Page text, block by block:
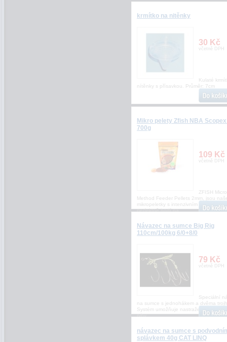
krmítko na nitěnky
30 Kč
včetně DPH
Kulaté
nítěnky s přísavkou. Průměr: 7cm
Mikro pelety Zfish NBA
700g
109 Kč
včetně DPH
ZFISH Micro
Method Feeder Pellets 2mm, jsou
mikropeletky s intenzivním aroma,
perfektně hodí na
Návazec na sumce Big Rig
110cm/100kg 6/0+8/0
79 Kč
včetně DPH
Speciální
na sumce s jednohákem a dvěma
Systém umožňuje nastražení velké
ryby
návazec na sumce s
splávkem 40g CAT LINQ